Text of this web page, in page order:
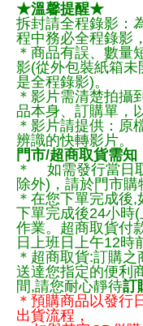
★溫馨提醒★
拆封請全程錄影：
程中務必全程錄影
＊商品有誤、數量
影(從外包裝紙箱
是全程錄影)。
＊影片需清楚拍攝
品本身、訂購單，
＊影片請提供：原
辨識的快轉影片。
門市/超商取貨需知
＊ 如需發行當日
除外)，請於門市購
＊在您下單完成後
下單完成後24小時
作業。超商取貨付
日上班日上午12時
＊超商取貨:訂購
送達您指定的便利
間,請您耐心靜待訂
＊預購商品以發行
出貨流程，